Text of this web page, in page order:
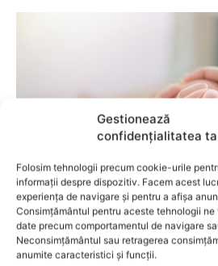
Gestionează
confidențialitatea ta
Folosim tehnologii precum cookie-urile
informații despre dispozitiv. Facem acest
experiența de navigare și pentru a afișa
Consimțământul pentru aceste tehnologii
date precum comportamentul de navigare
Neconsimțământul sau retragerea
anumite caracteristici și funcții.
COPII
Semne care pot indica